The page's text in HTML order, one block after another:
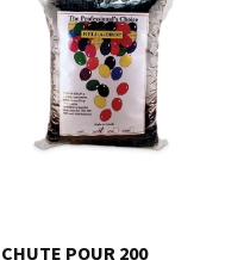
CHUTE POUR 200